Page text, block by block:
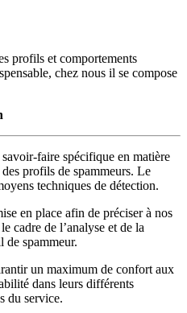
profils et comportements
chez nous il se compose
faire spécifique en matière
profils de spammeurs. Le
techniques de détection.
en place afin de préciser à nos
cadre de l’analyse et de la
de spammeur.
un maximum de confort aux
dans leurs différents
du service.